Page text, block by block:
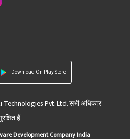
Download On Play Store
Pvt. Ltd. सभी अधिकार
हैं
Development Company India